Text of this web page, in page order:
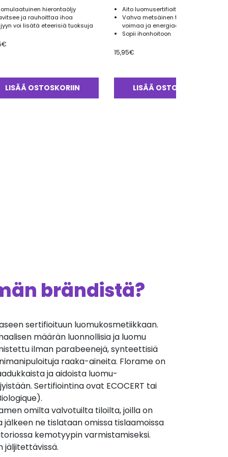
hierontaöljy
ja rauhoittaa ihoa
voi lisätä eteerisiä tuoksuja
€
LISÄÄ OSTOSKORIIN
Aito luomusertifioitu eteerinen öljy
Vahva metsäinen tuoksu tuo
voimaa ja energiaa
Sopii ihonhoitoon
15,95€
LISÄÄ OSTOSKORIIN
brändistä?
sertifioituun luomukosmetiikkaan.
määrän luonnollisia ja luomu
ilman parabeenejä, synteettisiä
raaka-aineita. Florame on
ja aidoista luomu-
Sertifiointina ovat ECOCERT tai
omilta valvotuilta tiloilta, joilla on
ne tislataan omissa tislaamoissa
kemotyypin varmistamiseksi.
jäljitettävissä.